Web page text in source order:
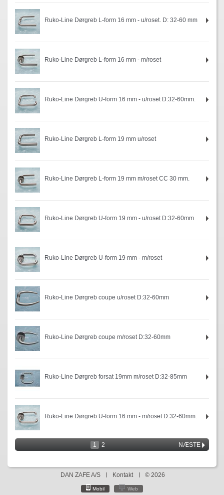
Ruko-Line Dørgreb L-form 16 mm - u/roset. D: 32-60 mm
Ruko-Line Dørgreb L-form 16 mm - m/roset
Ruko-Line Dørgreb U-form 16 mm - u/roset D:32-60mm.
Ruko-Line Dørgreb L-form 19 mm u/roset
Ruko-Line Dørgreb L-form 19 mm m/roset CC 30 mm.
Ruko-Line Dørgreb U-form 19 mm - u/roset D:32-60mm
Ruko-Line Dørgreb U-form 19 mm - m/roset
Ruko-Line Dørgreb coupe u/roset D:32-60mm
Ruko-Line Dørgreb coupe m/roset D:32-60mm
Ruko-Line Dørgreb forsat 19mm m/roset D:32-85mm
Ruko-Line Dørgreb U-form 16 mm - m/roset D:32-60mm.
NÆSTE
1 2
DAN ZAFE A/S Kontakt © 2026
Mobil Web